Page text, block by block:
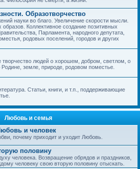
Образотворчество
науки во благо. Увеличение скорости мысли.
Коллективное создание позитивных
Парламента, народного депутата,
родовых поселений, городов и других
творчество людей о хорошем, добром, светлом, о
земле, природе, родовом поместье.
Статьи, книги, и т.п., поддерживающие
Любовь и семья
и человек
почему приходит и уходит Любовь.
половину
человека. Возвращение обрядов и праздников,
человеку свою вторую половину отыскать.